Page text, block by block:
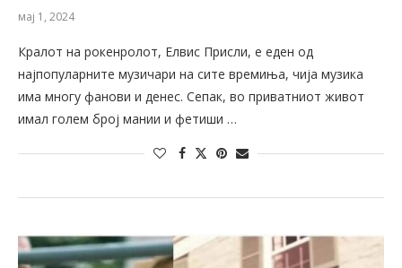
мај 1, 2024
Кралот на рокенролот, Елвис Присли, е еден од
најпопуларните музичари на сите времиња, чија музика
има многу фанови и денес. Сепак, во приватниот живот
имал голем број мании и фетиши …